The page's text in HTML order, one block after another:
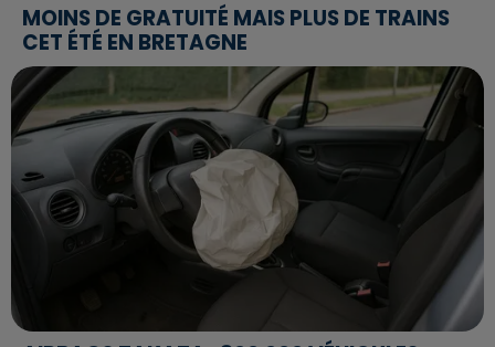
MOINS DE GRATUITÉ MAIS PLUS DE TRAINS
CET ÉTÉ EN BRETAGNE